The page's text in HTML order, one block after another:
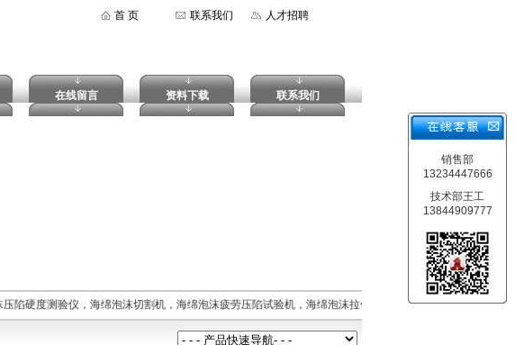
首 页 联系我们 人才招聘
在线留言 资料下载 联系我们
硬度测验仪，海绵泡沫切割机，海绵泡沫疲劳压陷试验机，海绵泡沫拉伸强度试验机，摆锤式冲击
销售部
13234447666
技术部王工
13844909777